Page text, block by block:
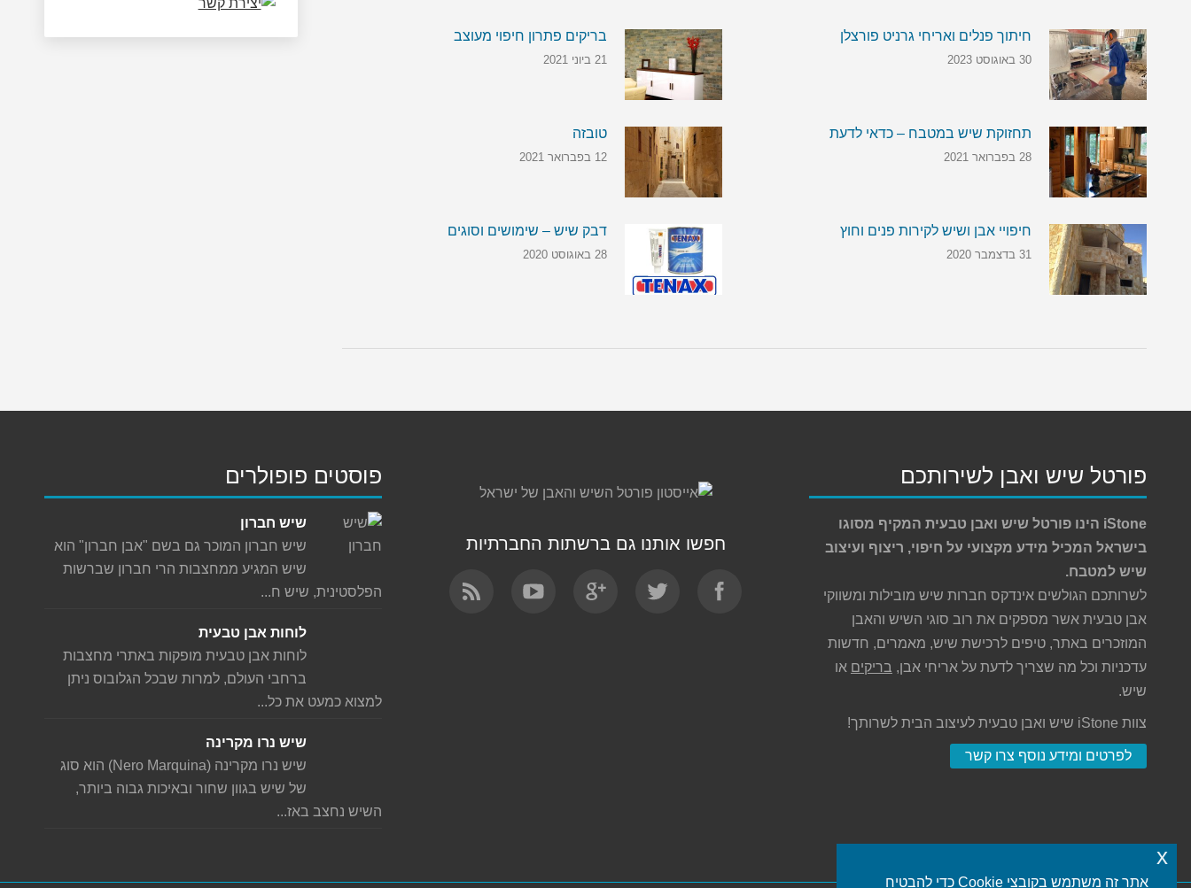
חיתוך פנלים ואריחי גרניט פורצלן
30 באוגוסט 2023
בריקים פתרון חיפוי מעוצב
21 ביוני 2021
תחזוקת שיש במטבח – כדאי לדעת
28 בפברואר 2021
טובזה
12 בפברואר 2021
חיפויי אבן ושיש לקירות פנים וחוץ
31 בדצמבר 2020
דבק שיש – שימושים וסוגים
28 באוגוסט 2020
פורטל שיש ואבן לשירותכם
iStone הינו פורטל שיש ואבן טבעית המקיף מסוגו
בישראל המכיל מידע מקצועי על חיפוי, ריצוף ועיצוב
שיש למטבח.
לשרותכם הגולשים אינדקס חברות שיש מובילות ומשווקי
אבן טבעית אשר מספקים את רוב סוגי השיש והאבן
המוזכרים באתר, טיפים לרכישת שיש, מאמרים, חדשות
עדכניות וכל מה שצריך לדעת על אריחי אבן, בריקים או
שיש.
צוות iStone שיש ואבן טבעית לעיצוב הבית לשרותך!
לפרטים ומידע נוסף צרו קשר
חפשו אותנו גם ברשתות החברתיות
Find us on:
פוסטים פופולרים
שיש חברון
שיש חברון המוכר גם בשם "אבן חברון" הוא
שיש המגיע ממחצבות הרי חברון שברשות
הפלסטינית, שיש ח...
לוחות אבן טבעית
לוחות אבן טבעית מופקות באתרי מחצבות
ברחבי העולם, למרות שבכל הגלובוס ניתן
למצוא כמעט את כל...
שיש נרו מקרינה
שיש נרו מקרינה (Nero Marquina) הוא סוג
של שיש בגוון שחור ובאיכות גבוה ביותר,
השיש נחצב באז...
אתר זה משתמש בקובצי Cookie כדי להבטיח
x